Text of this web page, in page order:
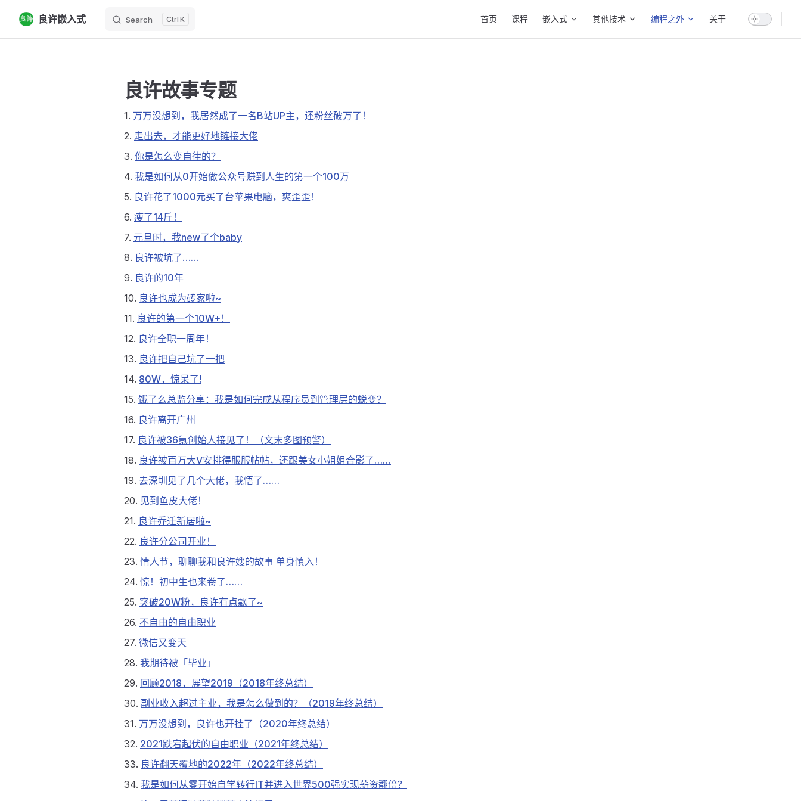
Skip to content
良许嵌入式 Search K 首页 课程 嵌入式 其他技术 编程之外 关于
良许故事专题
1. 万万没想到，我居然成了一名B站UP主，还粉丝破万了！
2. 走出去，才能更好地链接大佬
3. 你是怎么变自律的？
4. 我是如何从0开始做公众号赚到人生的第一个100万
5. 良许花了1000元买了台苹果电脑，爽歪歪！
6. 瘦了14斤！
7. 元旦时，我new了个baby
8. 良许被坑了……
9. 良许的10年
10. 良许也成为砖家啦~
11. 良许的第一个10W+！
12. 良许全职一周年！
13. 良许把自己坑了一把
14. 80W，惊呆了!
15. 饿了么总监分享：我是如何完成从程序员到管理层的蜕变？
16. 良许离开广州
17. 良许被36氪创始人接见了！（文末多图预警）
18. 良许被百万大V安排得服服帖帖，还跟美女小姐姐合影了……
19. 去深圳见了几个大佬，我悟了……
20. 见到鱼皮大佬！
21. 良许乔迁新居啦~
22. 良许分公司开业！
23. 情人节，聊聊我和良许嫂的故事 单身慎入！
24. 惊！初中生也来卷了……
25. 突破20W粉，良许有点飘了~
26. 不自由的自由职业
27. 微信又变天
28. 我期待被「毕业」
29. 回顾2018，展望2019（2018年终总结）
30. 副业收入超过主业，我是怎么做到的？（2019年终总结）
31. 万万没想到，良许也开挂了（2020年终总结）
32. 2021跌宕起伏的自由职业（2021年终总结）
33. 良许翻天覆地的2022年（2022年终总结）
34. 我是如何从零开始自学转行IT并进入世界500强实现薪资翻倍？